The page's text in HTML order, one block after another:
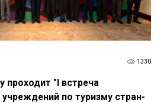
1330
проходит "I встреча
по туризму стран-